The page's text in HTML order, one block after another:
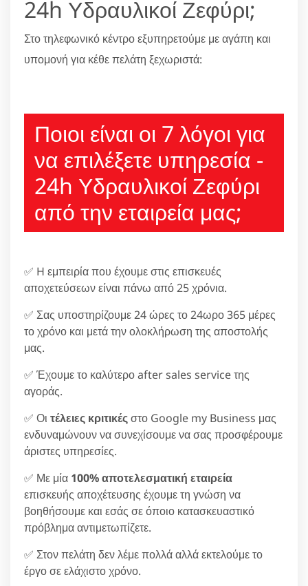
24h Υδραυλικοί Ζεφύρι;
Στο τηλεφωνικό κέντρο εξυπηρετούμε με αγάπη και
υπομονή για κέθε πελάτη ξεχωριστά:
Ποιοι είναι οι 7 λόγοι για
να επιλέξετε υπηρεσία -
24h Υδραυλικοί Ζεφύρι
από την εταιρεία μας;
✅ H εμπειρία που έχουμε στις επισκευές
αποχετεύσεων είναι πάνω από 25 χρόνια.
✅ Σας υποστηρίζουμε 24 ώρες το 24ωρο 365 μέρες
το χρόνο και μετά την ολοκλήρωση της αποστολής
μας.
✅ Έχουμε το καλύτερο after sales service της
αγοράς.
✅ Οι τέλειες κριτικέςστο Google my Business μας
ενδυναμώνουν να συνεχίσουμε να σας προσφέρουμε
άριστες υπηρεσίες.
✅ Με μία 100% αποτελεσματική εταιρεία
επισκευής αποχέτευσης έχουμε τη γνώση να
βοηθήσουμε και εσάς σε όποιο κατασκευαστικό
πρόβλημα αντιμετωπίζετε.
✅ Στον πελάτη δεν λέμε πολλά αλλά εκτελούμε το
έργο σε ελάχιστο χρόνο.